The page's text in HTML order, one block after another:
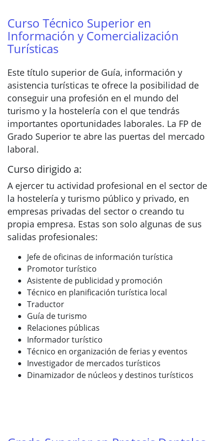
Curso Técnico Superior en
Información y Comercialización
Turísticas
Este título superior de Guía, información y
asistencia turísticas te ofrece la posibilidad de
conseguir una profesión en el mundo del
turismo y la hostelería con el que tendrás
importantes oportunidades laborales. La FP de
Grado Superior te abre las puertas del mercado
laboral.
Curso dirigido a:
A ejercer tu actividad profesional en el sector de
la hostelería y turismo público y privado, en
empresas privadas del sector o creando tu
propia empresa. Estas son solo algunas de sus
salidas profesionales:
Jefe de oficinas de información turística
Promotor turístico
Asistente de publicidad y promoción
Técnico en planificación turística local
Traductor
Guía de turismo
Relaciones públicas
Informador turístico
Técnico en organización de ferias y eventos
Investigador de mercados turísticos
Dinamizador de núcleos y destinos turísticos